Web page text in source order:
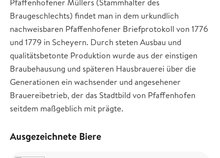
Braugeschlechts) findet man in dem urkundlich
nachweisbaren Pfaffenhofener Briefprotokoll von 1776
und 1779 in Scheyern. Durch steten Ausbau und
qualitätsbetonte Produktion wurde aus der einstigen
Braubehausung und späteren Hausbrauerei über die
Generationen ein wachsender und angesehener
Brauereibetrieb, der das Stadtbild von Pfaffenhofen
seitdem maßgeblich mit prägte.
Ausgezeichnete Biere